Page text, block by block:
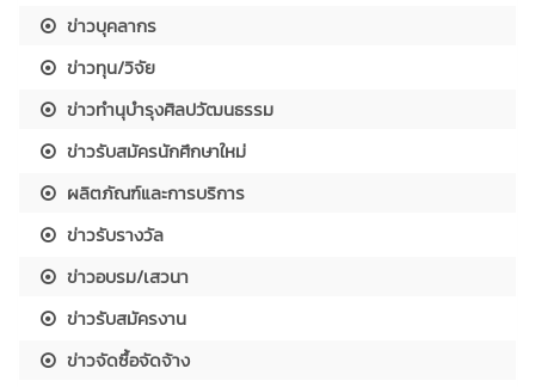
ข่าวบุคลากร
ข่าวทุน/วิจัย
ข่าวทำนุบำรุงศิลปวัฒนธรรม
ข่าวรับสมัครนักศึกษาใหม่
ผลิตภัณฑ์และการบริการ
ข่าวรับรางวัล
ข่าวอบรม/เสวนา
ข่าวรับสมัครงาน
ข่าวจัดซื้อจัดจ้าง